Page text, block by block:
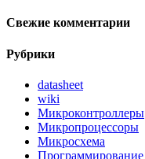
Свежие комментарии
Рубрики
datasheet
wiki
Микроконтроллеры
Микропроцессоры
Микросхема
Программирование